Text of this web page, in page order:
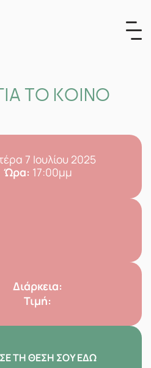
ΤΟ ΚΟΙΝΟ
7 Ιουλίου 2025
Ώρα: 17:00μμ
Διάρκεια:
Τιμή:
ΤΗ ΘΈΣΗ ΣΟΥ ΕΔΏ